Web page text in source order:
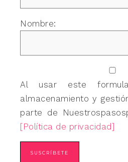
Nombre:
Al usar este
almacenamiento y
parte de
[Política de privacidad]